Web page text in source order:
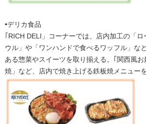
•デリカ食品
｢RICH DELI」コーナーでは、店内加工の「
ウル」や「ワンハンドで食べるワッフル」な
ある惣菜やスイーツを取り揃える。｢関西風
焼」など、店内で焼き上げる鉄板焼メニュー